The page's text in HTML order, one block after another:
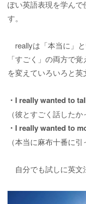
ぽい英語表現を学ん
す。
reallyは「本当に」
「すごく」の両方で
を変えていろいろと英
・I really wanted to
（彼とすごく話したか
・I really wanted to
（本当に麻布十番に
自分でも試しに英文